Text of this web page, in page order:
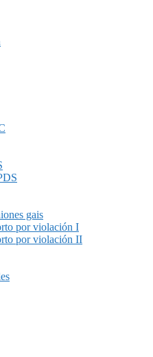
gais
por violación I
por violación II